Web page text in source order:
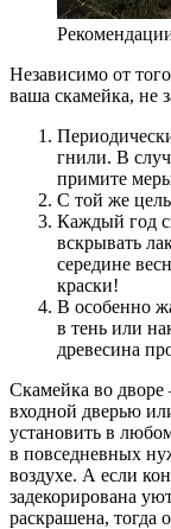
Независимо от
ваша скамейка, не
гнили. В
примите
С той же
Каждый год
вскрывать
середине
краски!
В особенно
в тень или
древесина
Скамейка во дворе
входной дверью
установить в
в повседневных
воздухе. А если
задекорирована
раскрашена, тогда